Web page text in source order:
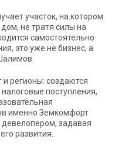
участок, на котором
не тратя силы на
самостоятельно
это уже не бизнес, а
регионы: создаются
поступления,
именно Земкомфорт
задавая
развития.